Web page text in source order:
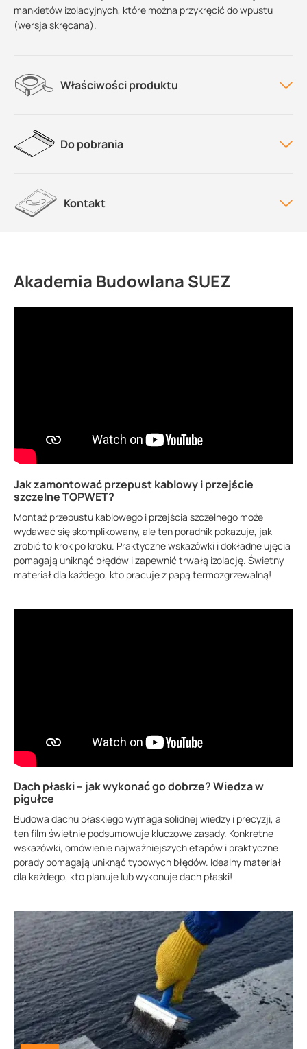
mankietów izolacyjnych, które można przykręcić do wpustu
(wersja skręcana).
Właściwości produktu
Do pobrania
Kontakt
Akademia Budowlana SUEZ
Jak zamontować przepust kablowy i przejście
szczelne TOPWET?
Montaż przepustu kablowego i przejścia szczelnego może
wydawać się skomplikowany, ale ten poradnik pokazuje, jak
zrobić to krok po kroku. Praktyczne wskazówki i dokładne ujęcia
pomagają uniknąć błędów i zapewnić trwałą izolację. Świetny
materiał dla każdego, kto pracuje z papą termozgrzewalną!
Dach płaski – jak wykonać go dobrze? Wiedza w
pigułce
Budowa dachu płaskiego wymaga solidnej wiedzy i precyzji, a
ten film świetnie podsumowuje kluczowe zasady. Konkretne
wskazówki, omówienie najważniejszych etapów i praktyczne
porady pomagają uniknąć typowych błędów. Idealny materiał
dla każdego, kto planuje lub wykonuje dach płaski!